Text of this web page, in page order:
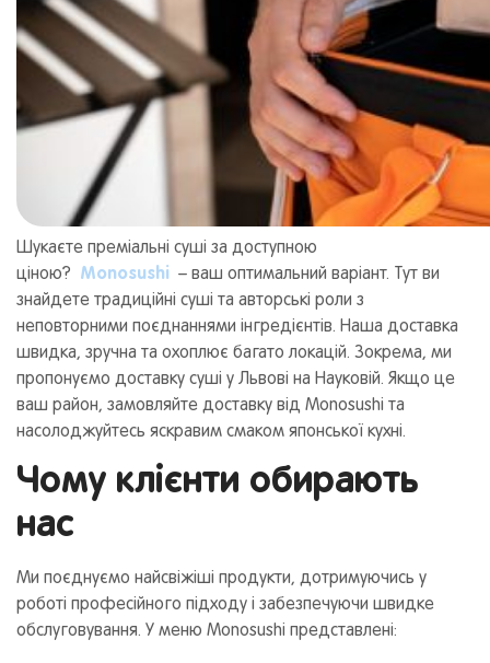
Шукаєте преміальні суші за доступною
ціною? Monosushi – ваш оптимальний варіант. Тут ви
знайдете традиційні суші та авторські роли з
неповторними поєднаннями інгредієнтів. Наша доставка
швидка, зручна та охоплює багато локацій. Зокрема, ми
пропонуємо доставку суші у Львові на Науковій. Якщо це
ваш район, замовляйте доставку від Monosushi та
насолоджуйтесь яскравим смаком японської кухні.
Чому клієнти обирають
нас
Ми поєднуємо найсвіжіші продукти, дотримуючись у
роботі професійного підходу і забезпечуючи швидке
обслуговування. У меню Monosushi представлені: